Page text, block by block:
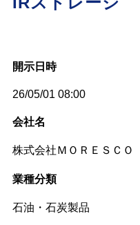
開示日時
26/05/01 08:00
会社名
株式会社ＭＯＲＥＳＣＯ
業種分類
石油・石炭製品